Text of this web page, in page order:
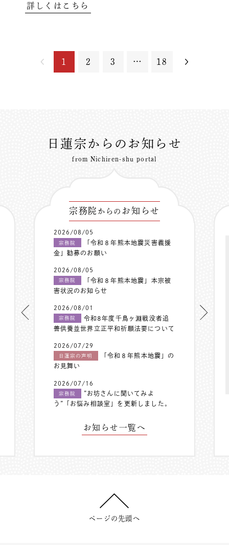
詳しくはこちら
1 2 3 … 18
日蓮宗からのお知らせ
from Nichiren-shu portal
宗務院 からの お知らせ
2026/08/05
宗務院
「令和８年熊本地震災害義援
金」勧募のお願い
2026/08/05
宗務院
「令和８年熊本地震」本宗被
害状況のお知らせ
2026/08/01
宗務院
令和8年度千鳥ヶ淵戦没者追
善供養並世界立正平和祈願法要について
2026/07/29
日蓮宗の声明
「令和８年熊本地震」の
お見舞い
2026/07/16
宗務院
”お坊さんに聞いてみよ
う”「お悩み相談室」を更新しました。
お知らせ一覧へ
ページの先頭へ